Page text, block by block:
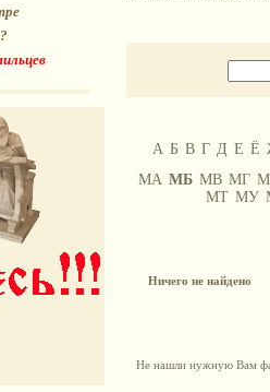
А Б В Г Д Е Ё
МА МБ МВ МГ
МТ МУ
Ничего не найдено
Не нашли нужную Вам